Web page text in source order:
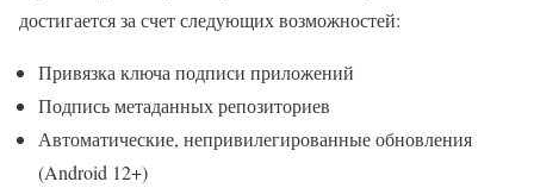
достигается за счет следующих возможностей:
Привязка ключа подписи приложений
Подпись метаданных репозиториев
Автоматические, непривилегированные обновления
(Android 12+)